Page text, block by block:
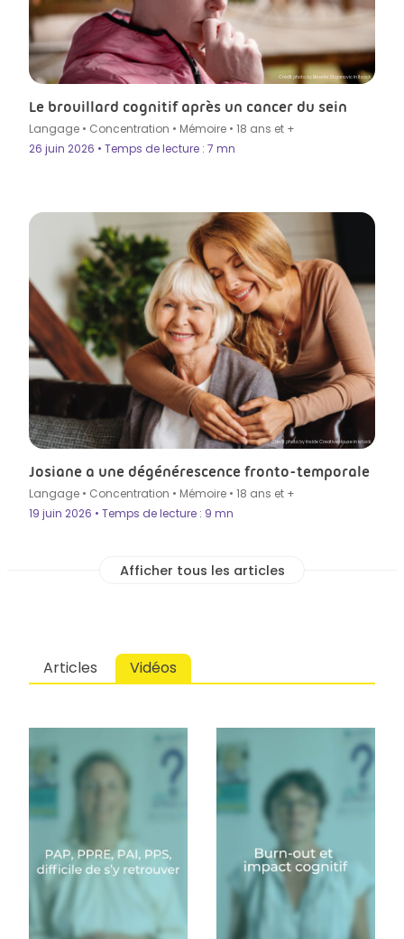
Crédit photo by Biserka Stojanovic in Itsock
Le brouillard cognitif après un cancer du sein
Langage • Concentration • Mémoire • 18 ans et +
26 juin 2026 • Temps de lecture : 7 mn
Crédit photo by Inside Creative House in Istock
Josiane a une dégénérescence fronto-temporale
Langage • Concentration • Mémoire • 18 ans et +
19 juin 2026 • Temps de lecture : 9 mn
Articles Vidéos